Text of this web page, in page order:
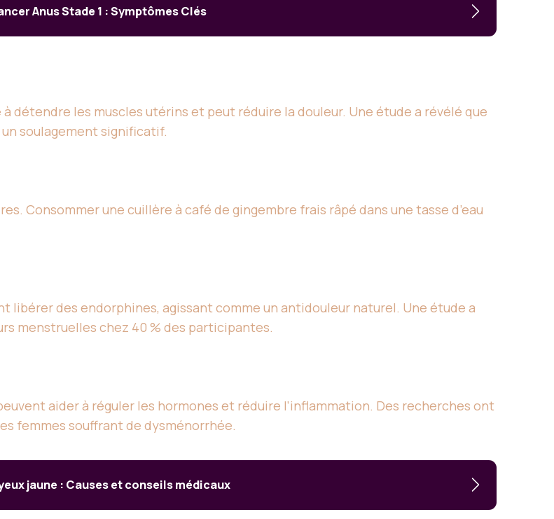
Anus Stade 1 : Symptômes Clés
détendre les muscles utérins et peut réduire la douleur. Une étude a révélé que
soulagement significatif.
Consommer une cuillère à café de gingembre frais râpé dans une tasse d’eau
libérer des endorphines, agissant comme un antidouleur naturel. Une étude a
menstruelles chez 40 % des participantes.
aider à réguler les hormones et réduire l’inflammation. Des recherches ont
femmes souffrant de dysménorrhée.
jaune : Causes et conseils médicaux